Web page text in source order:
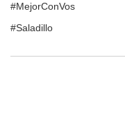
#MejorConVos
#Saladillo